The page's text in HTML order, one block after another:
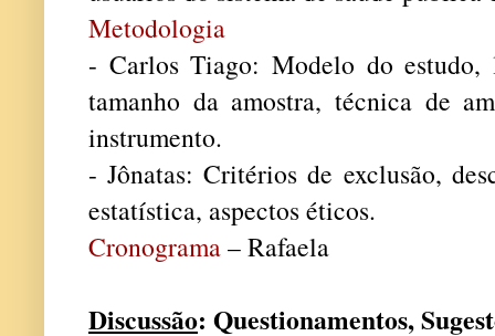
Metodologia
- Carlos Tiago: Modelo do estudo,
tamanho da amostra, técnica de
instrumento.
- Jônatas: Critérios de exclusão,
estatística, aspectos éticos.
Cronograma– Rafaela
Discussão: Questionamentos,